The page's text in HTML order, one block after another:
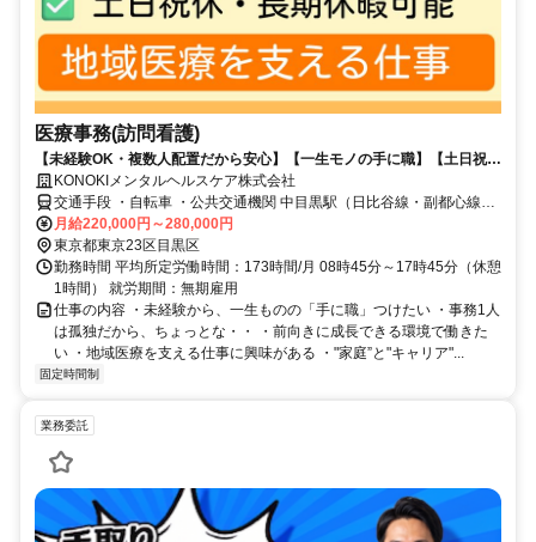
医療事務(訪問看護)
【未経験OK・複数人配置だから安心】【一生モノの手に職】【土日祝
休】【長期休暇取得可能】
KONOKIメンタルヘルスケア株式会社
交通手段 ・自転車 ・公共交通機関 中目黒駅（日比谷線・副都心線）
から徒歩３分 中目黒駅前（東急バス）から徒歩3分
月給220,000円～280,000円
東京都東京23区目黒区
勤務時間 平均所定労働時間：173時間/月 08時45分～17時45分（休憩
1時間） 就労期間：無期雇用
仕事の内容 ・未経験から、一生ものの「手に職」つけたい ・事務1人
は孤独だから、ちょっとな・・ ・前向きに成長できる環境で働きた
い ・地域医療を支える仕事に興味がある ・"家庭”と"キャリア"...
固定時間制
業務委託